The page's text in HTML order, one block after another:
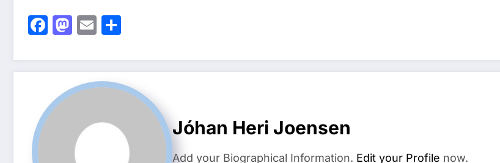
Facebook
Mastodon
Email
Jóhan Heri Joensen
Add your Biographical Information. Edit your Profile now.